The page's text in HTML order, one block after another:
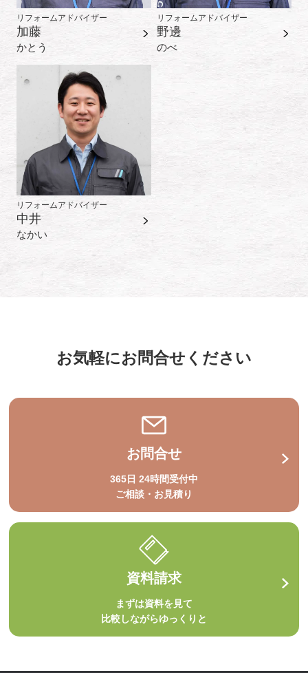
リフォームアドバイザー
加藤
かとう
リフォームアドバイザー
野邊
のべ
リフォームアドバイザー
中井
なかい
お気軽にお問合せください
お問合せ
365日 24時間受付中
ご相談・お見積り
資料請求
まずは資料を見て
比較しながらゆっくりと